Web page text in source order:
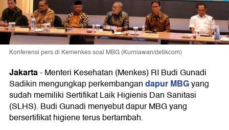
Konferensi pers di Kemenkes soal MBG (Kurniawan/detikcom)
Jakarta-Menteri Kesehatan (Menkes) RI Budi Gunadi
Sadikin mengungkap perkembangandapur MBGyang
sudah memiliki Sertifikat Laik Higienis Dan Sanitasi
(SLHS). Budi Gunadi menyebut dapur MBG yang
bersertifikat higiene terus bertambah.